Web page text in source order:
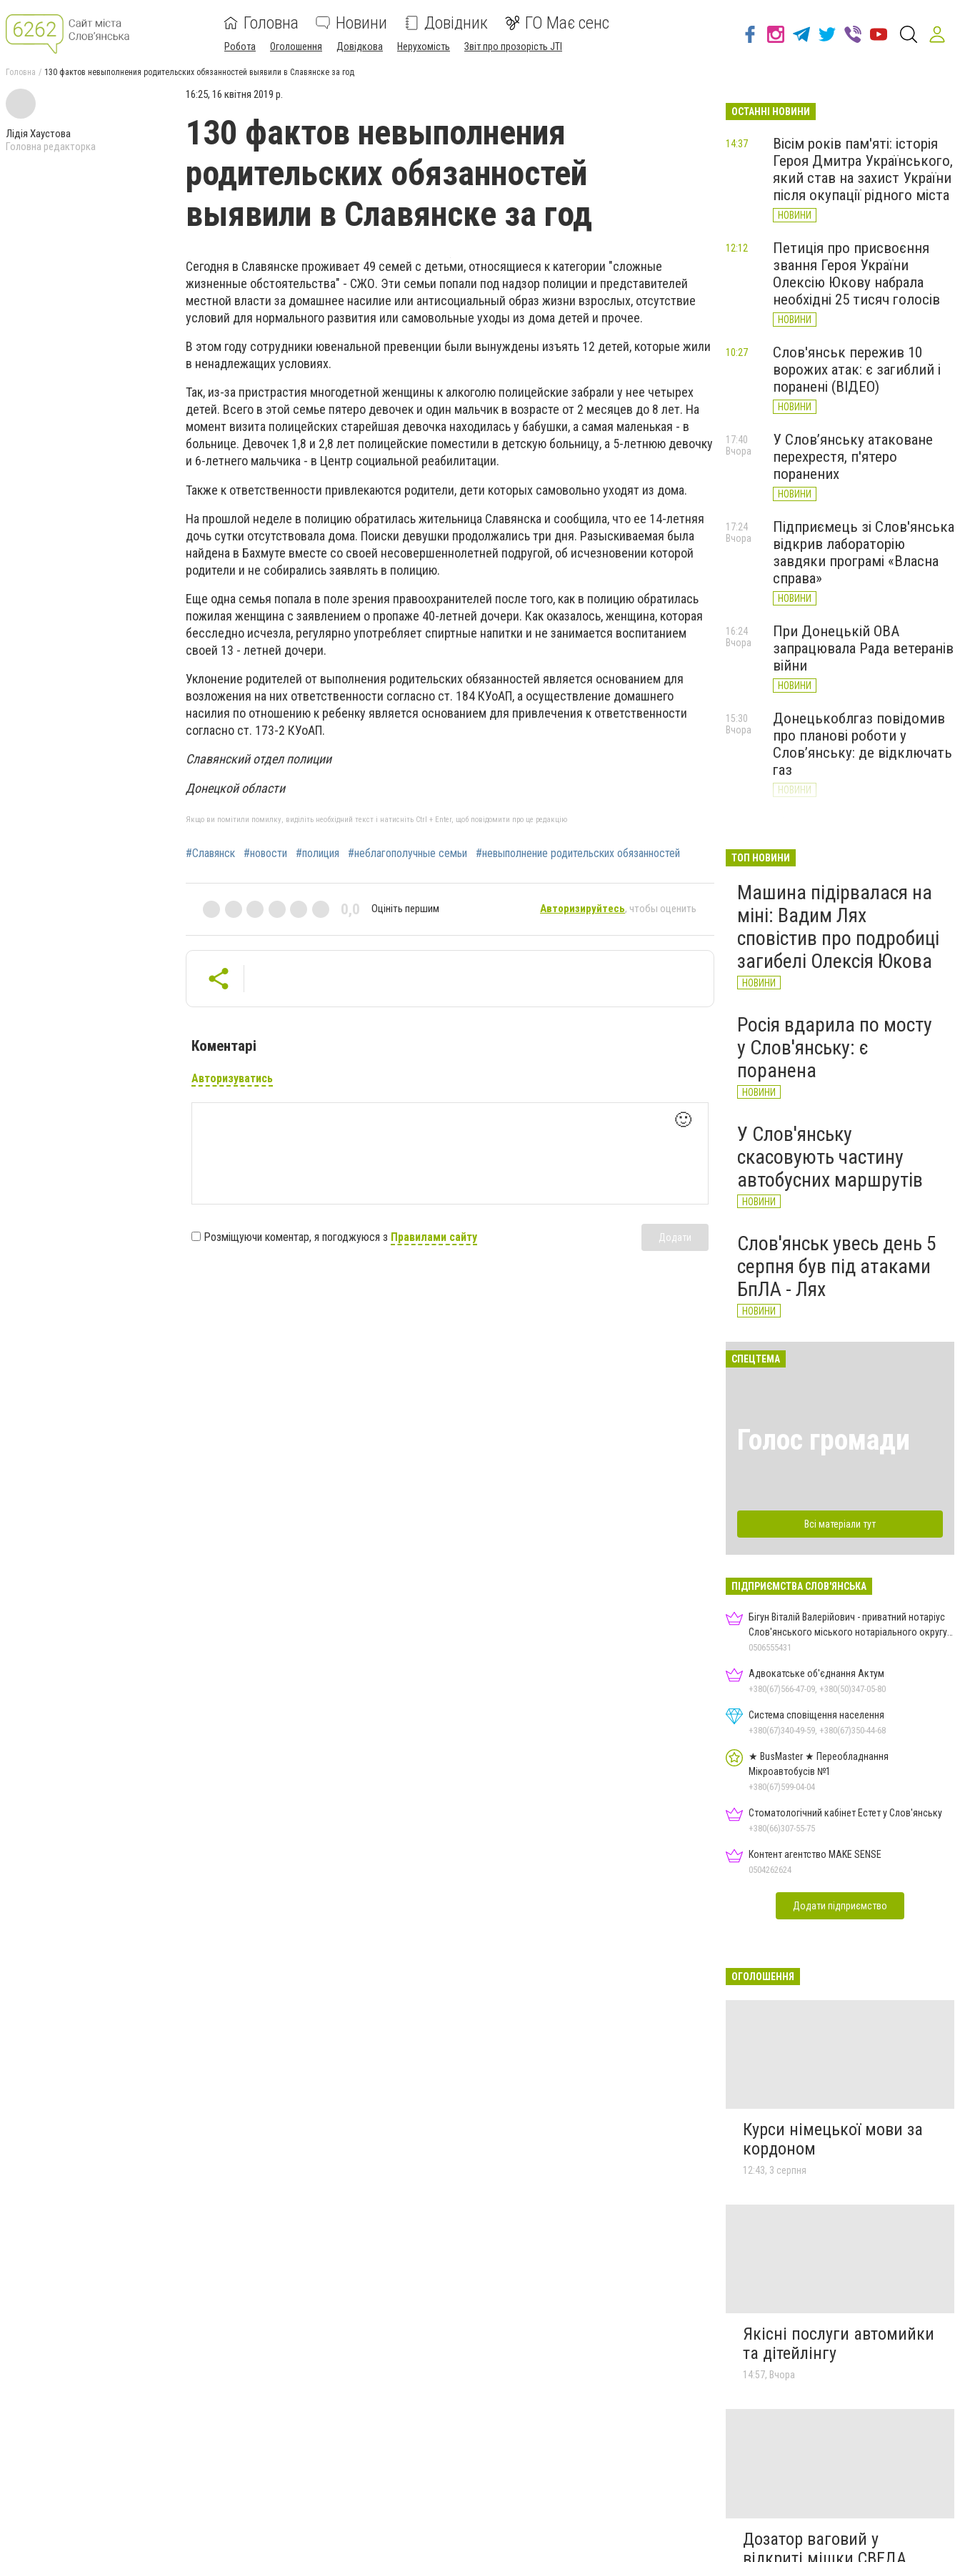
Головна Новини Довідник ГО Має сенс
Робота Оголошення Довідкова Нерухомість Звіт про прозорість JTI
Головна 130 фактов невыполнения родительских обязанностей выявили в Славянске за год
Лідія Хаустова
Головна редакторка
16:25, 16 квітня 2019 р.
130 фактов невыполнения
родительских обязанностей
выявили в Славянске за год
Сегодня в Славянске проживает 49 семей с детьми, относящиеся к категории "сложные
жизненные обстоятельства" - СЖО. Эти семьи попали под надзор полиции и представителей
местной власти за домашнее насилие или антисоциальный образ жизни взрослых, отсутствие
условий для нормального развития или самовольные уходы из дома детей и прочее.
В этом году сотрудники ювенальной превенции были вынуждены изъять 12 детей, которые жили
в ненадлежащих условиях.
Так, из-за пристрастия многодетной женщины к алкоголю полицейские забрали у нее четырех
детей. Всего в этой семье пятеро девочек и один мальчик в возрасте от 2 месяцев до 8 лет. На
момент визита полицейских старейшая девочка находилась у бабушки, а самая маленькая - в
больнице. Девочек 1,8 и 2,8 лет полицейские поместили в детскую больницу, а 5-летнюю девочку
и 6-летнего мальчика - в Центр социальной реабилитации.
Также к ответственности привлекаются родители, дети которых самовольно уходят из дома.
На прошлой неделе в полицию обратилась жительница Славянска и сообщила, что ее 14-летняя
дочь сутки отсутствовала дома. Поиски девушки продолжались три дня. Разыскиваемая была
найдена в Бахмуте вместе со своей несовершеннолетней подругой, об исчезновении которой
родители и не собирались заявлять в полицию.
Еще одна семья попала в поле зрения правоохранителей после того, как в полицию обратилась
пожилая женщина с заявлением о пропаже 40-летней дочери. Как оказалось, женщина, которая
бесследно исчезла, регулярно употребляет спиртные напитки и не занимается воспитанием
своей 13 - летней дочери.
Уклонение родителей от выполнения родительских обязанностей является основанием для
возложения на них ответственности согласно ст. 184 КУоАП, а осуществление домашнего
насилия по отношению к ребенку является основанием для привлечения к ответственности
согласно ст. 173-2 КУоАП.
Славянский отдел полиции
Донецкой области
Якщо ви помітили помилку, виділіть необхідний текст і натисніть Ctrl + Enter, щоб повідомити про це редакцію
#Славянск #новости #полиция #неблагополучные семьи #невыполнение родительских обязанностей
0,0 Оцініть першим Авторизируйтесь, чтобы оценить
Коментарі
Авторизуватись
🙂
Розміщуючи коментар, я погоджуюся з Правилами сайту Додати
ОСТАННІ НОВИНИ
Вісім років пам'яті: історія
Героя Дмитра Українського,
який став на захист України
після окупації рідного міста
НОВИНИ
14:37
Петиція про присвоєння
звання Героя України
Олексію Юкову набрала
необхідні 25 тисяч голосів
НОВИНИ
12:12
Слов'янськ пережив 10
ворожих атак: є загиблий і
поранені (ВІДЕО)
НОВИНИ
10:27
У Слов’янську атаковане
перехрестя, п'ятеро
поранених
НОВИНИ
17:40
Вчора
Підприємець зі Слов'янська
відкрив лабораторію
завдяки програмі «Власна
справа»
НОВИНИ
17:24
Вчора
При Донецькій ОВА
запрацювала Рада ветеранів
війни
НОВИНИ
16:24
Вчора
Донецькоблгаз повідомив
про планові роботи у
Слов’янську: де відключать
газ
НОВИНИ
15:30
Вчора
долучилися до відбудови
НОВИНИ
ТОП НОВИНИ
Машина підірвалася на
міні: Вадим Лях
сповістив про подробиці
загибелі Олексія Юкова
НОВИНИ
Росія вдарила по мосту
у Слов'янську: є
поранена
НОВИНИ
У Слов'янську
скасовують частину
автобусних маршрутів
НОВИНИ
Слов'янськ увесь день 5
серпня був під атаками
БпЛА - Лях
НОВИНИ
СПЕЦТЕМА
Голос громади
Всі матеріали тут
ПІДПРИЄМСТВА СЛОВ'ЯНСЬКА
Бігун Віталій Валерійович - приватний нотаріус
Слов'янського міського нотаріального округу
Дон.обл.
0506555431
Адвокатське об'єднання Актум
+380(67)566-47-09, +380(50)347-05-80
Система сповіщення населення
+380(67)340-49-59, +380(67)350-44-68
★ BusMaster ★ Переобладнання
Мікроавтобусів №1
+380(67)599-04-04
Стоматологічний кабінет Естет у Слов'янську
+380(66)307-55-75
Контент агентство MAKE SENSE
0504262624
Додати підприємство
ОГОЛОШЕННЯ
Курси німецької мови за
кордоном
12:43, 3 серпня
Якісні послуги автомийки
та дітейлінгу
14:57, Вчора
Дозатор ваговий у